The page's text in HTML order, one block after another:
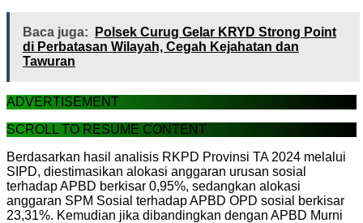
Baca juga:
Polsek Curug Gelar KRYD Strong Point
di Perbatasan Wilayah, Cegah Kejahatan dan
Tawuran
ADVERTISEMENT
SCROLL TO RESUME CONTENT
Berdasarkan hasil analisis RKPD Provinsi TA 2024 melalui
SIPD, diestimasikan alokasi anggaran urusan sosial
terhadap APBD berkisar 0,95%, sedangkan alokasi
anggaran SPM Sosial terhadap APBD OPD sosial berkisar
23,31%. Kemudian jika dibandingkan dengan APBD Murni